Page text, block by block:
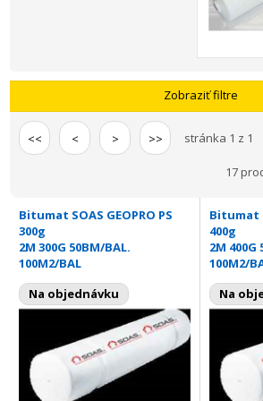
Zobraziť filtre
<< < > >> stránka 1 z 1
17
Bitumat SOAS GEOPRO PS
300g
2M 300G 50BM/BAL.
100M2/BAL
Na objednávku
Bitumat
400g
2M 400G
100M2/
Na